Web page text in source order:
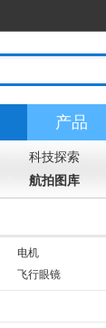
产品
科技探索
航拍图库
电机
飞行眼镜